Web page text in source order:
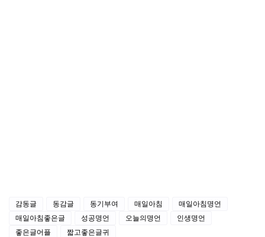
감동글 동감글 동기부여 매일아침
매일아침명언
매일아침좋은글
성공명언 오늘의명언
인생명언
좋은글어플
짧고좋은글귀